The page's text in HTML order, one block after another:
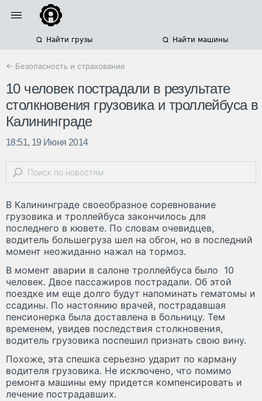
Найти грузы Найти машины
← Безопасность и страхование
10 человек пострадали в результате
столкновения грузовика и троллейбуса в
Калининграде
18:51, 19 Июня 2014
В Калининграде своеобразное соревнование
грузовика и троллейбуса закончилось для
последнего в кювете. По словам очевидцев,
водитель большегруза шел на обгон, но в последний
момент неожиданно нажал на тормоз.
В момент аварии в салоне троллейбуса было 10
человек. Двое пассажиров пострадали. Об этой
поездке им еще долго будут напоминать гематомы и
ссадины. По настоянию врачей, пострадавшая
пенсионерка была доставлена в больницу. Тем
временем, увидев последствия столкновения,
водитель грузовика поспешил признать свою вину.
Похоже, эта спешка серьезно ударит по карману
водителя грузовика. Не исключено, что помимо
ремонта машины ему придется компенсировать и
лечение пострадавших.